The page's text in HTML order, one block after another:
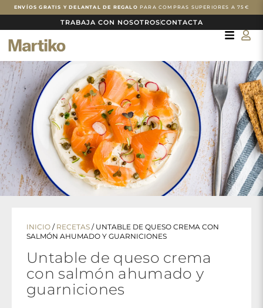
al
ENVÍOS GRATIS Y DELANTAL DE REGALO PARA COMPRAS SUPERIORES A 75€
TRABAJA CON NOSOTROSCONTACTA
INICIO / RECETAS / UNTABLE DE QUESO CREMA CON
SALMÓN AHUMADO Y GUARNICIONES
Untable de queso crema
con salmón ahumado y
guarniciones